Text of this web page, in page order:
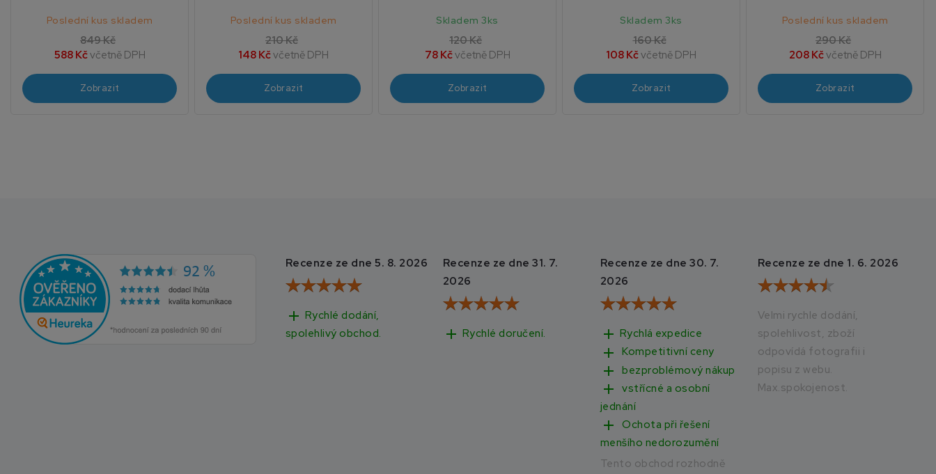
Poslední kus skladem
849 Kč
588 Kčvčetně DPH
Zobrazit
Poslední kus skladem
210 Kč
148 Kčvčetně DPH
Zobrazit
Skladem 3ks
120 Kč
78 Kčvčetně DPH
Zobrazit
Skladem 3ks
160 Kč
108 Kčvčetně DPH
Zobrazit
Poslední kus skladem
290 Kč
208 Kčvčetně DPH
Zobrazit
Recenze ze dne 5. 8. 2026
add Rychlé dodání,
spolehlivý obchod.
Recenze ze dne 31. 7.
2026
add Rychlé doručení.
Recenze ze dne 30. 7.
2026
add Rychlá expedice
add Kompetitivní ceny
add bezproblémový nákup
add vstřícné a osobní
jednání
add Ochota při řešení
menšího nedorozumění
Tento obchod rozhodně
Recenze ze dne 1. 6. 2026
Velmi rychle dodání,
spolehlivost, zboží
odpovídá fotografii i
popisu z webu.
Max.spokojenost.